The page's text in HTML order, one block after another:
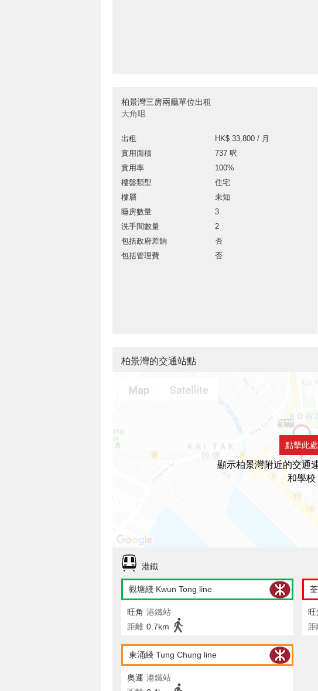
柏景灣三房兩廳單位出租
大角咀
出租
HK$ 33,800 / 月
實用面積
737 呎
實用率
100%
樓盤類型
住宅
樓層
未知
睡房數量
3
洗手間數量
2
包括政府差餉
否
包括管理費
否
柏景灣的交通站點
點擊此處
顯示柏景灣附近的交通
和學校
港鐵
觀塘綫 Kwun Tong line
旺角 港鐵站
距離 0.7km
旺
東涌綫 Tung Chung line
奧運 港鐵站